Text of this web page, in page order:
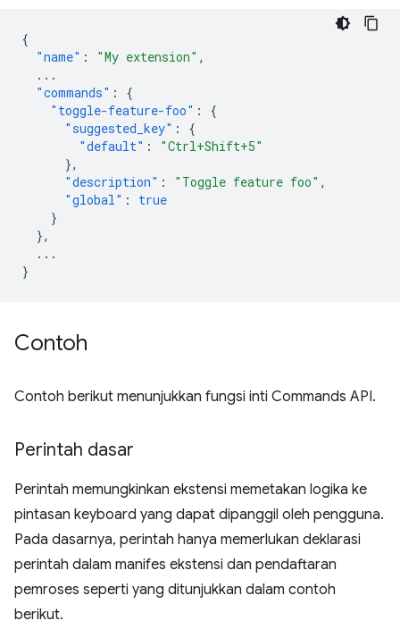
{
"name" : "My extension" ,
...
"commands" :
{
"toggle-feature-foo" :
{
"suggested_key" :
{
"default" :
"Ctrl+Shift+5"
},
"description" : "Toggle feature foo" ,
"global" :
true
}
},
...
}
Contoh
Contoh berikut menunjukkan fungsi inti Commands API.
Perintah dasar
Perintah memungkinkan ekstensi memetakan logika ke
pintasan keyboard yang dapat dipanggil oleh pengguna.
Pada dasarnya, perintah hanya memerlukan deklarasi
perintah dalam manifes ekstensi dan pendaftaran
pemroses seperti yang ditunjukkan dalam contoh
berikut.